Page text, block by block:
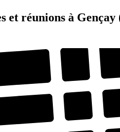
et réunions à